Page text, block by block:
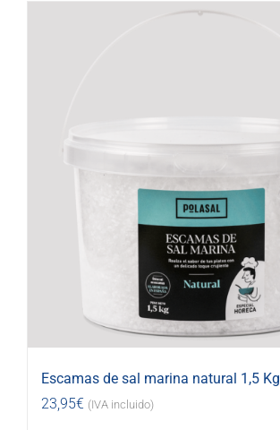
Escamas de sal marina natural 1,5 Kg
23,95€ (IVA incluido)